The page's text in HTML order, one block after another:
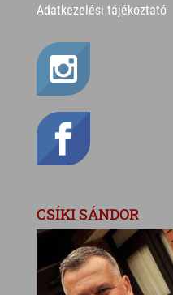
Adatkezelési tájékoztató
CSÍKI SÁNDOR